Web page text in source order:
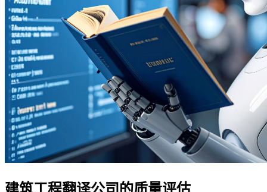
建筑工程翻译公司的质量评估